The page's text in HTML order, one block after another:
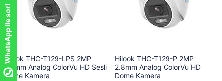
Hilook THC-T129-LPS 2MP
2.8mm Analog ColorVu HD Sesli
Dome Kamera
Hilook THC-T129-P 2MP
2.8mm Analog ColorVu HD
Dome Kamera
WhatsApp ile sor!
WhatsApp ile sor!